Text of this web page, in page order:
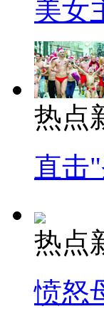
美女
热点
直击
热点
愤怒